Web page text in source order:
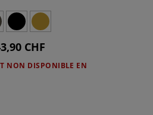
CHF
NON DISPONIBLE EN